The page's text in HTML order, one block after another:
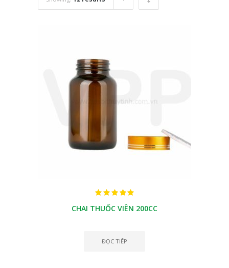
CHAI THUỐC VIÊN 200CC
ĐỌC TIẾP